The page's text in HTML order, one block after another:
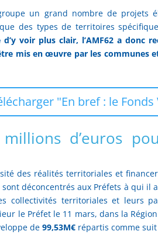
un grand nombre de projets
des types de territoires
voir plus clair, l’AMF62 a donc
mis en œuvre par les communes
"En bref : le Fonds
d’euros
des réalités territoriales et
déconcentrés aux Préfets à qui il
collectivités territoriales et leurs
le Préfet le 11 mars, dans la
de99,53M€ répartis comme suit